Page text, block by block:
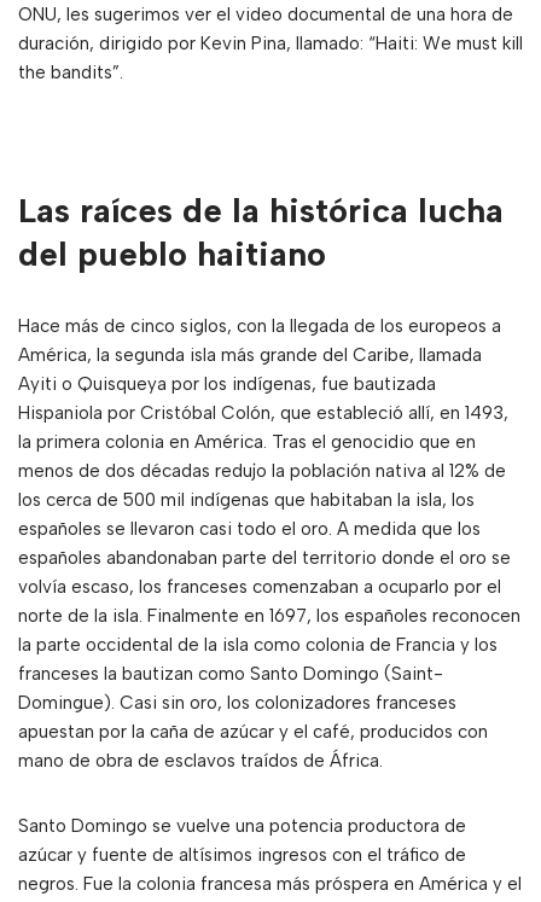
ONU, les sugerimos ver el video documental de una hora de
duración, dirigido por Kevin Pina, llamado: “Haiti: We must kill
the bandits”.
Las raíces de la histórica lucha
del pueblo haitiano
Hace más de cinco siglos, con la llegada de los europeos a
América, la segunda isla más grande del Caribe, llamada
Ayiti o Quisqueya por los indígenas, fue bautizada
Hispaniola por Cristóbal Colón, que estableció allí, en 1493,
la primera colonia en América. Tras el genocidio que en
menos de dos décadas redujo la población nativa al 12% de
los cerca de 500 mil indígenas que habitaban la isla, los
españoles se llevaron casi todo el oro. A medida que los
españoles abandonaban parte del territorio donde el oro se
volvía escaso, los franceses comenzaban a ocuparlo por el
norte de la isla. Finalmente en 1697, los españoles reconocen
la parte occidental de la isla como colonia de Francia y los
franceses la bautizan como Santo Domingo (Saint-
Domingue). Casi sin oro, los colonizadores franceses
apuestan por la caña de azúcar y el café, producidos con
mano de obra de esclavos traídos de África.
Santo Domingo se vuelve una potencia productora de
azúcar y fuente de altísimos ingresos con el tráfico de
negros. Fue la colonia francesa más próspera en América y el